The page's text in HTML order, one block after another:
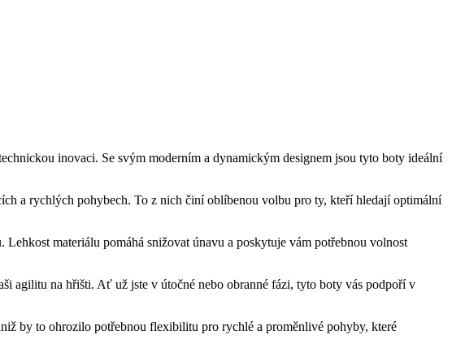
inovaci. Se svým moderním a dynamickým designem jsou tyto boty ideální
a rychlých pohybech. To z nich činí oblíbenou volbu pro ty, kteří hledají optimální
materiálu pomáhá snižovat únavu a poskytuje vám potřebnou volnost
agilitu na hřišti. Ať už jste v útočné nebo obranné fázi, tyto boty vás podpoří v
by to ohrozilo potřebnou flexibilitu pro rychlé a proměnlivé pohyby, které